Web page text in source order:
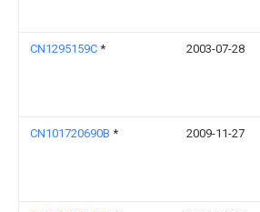
CN1295159C * 2003-07-28
CN101720690B * 2009-11-27